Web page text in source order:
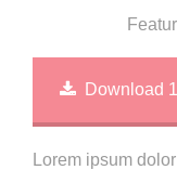
Download 1
Lorem ipsum